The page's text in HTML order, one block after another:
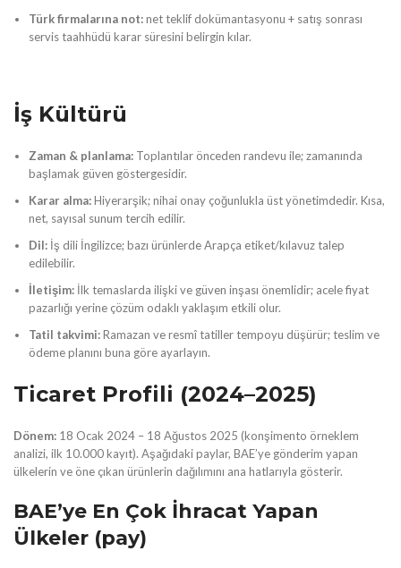
Türk firmalarına not:net teklif dokümantasyonu + satış sonrası
servis taahhüdü karar süresini belirgin kılar.
İş Kültürü
Zaman & planlama: Toplantılar önceden randevu ile; zamanında
başlamak güven göstergesidir.
Karar alma:Hiyerarşik; nihai onay çoğunlukla üst yönetimdedir. Kısa,
net, sayısal sunum tercih edilir.
Dil: İş dili İngilizce; bazı ürünlerde Arapça etiket/kılavuz talep
edilebilir.
İletişim: İlk temaslarda ilişki ve güven inşası önemlidir; acele fiyat
pazarlığı yerine çözüm odaklı yaklaşım etkili olur.
Tatil takvimi:Ramazan ve resmî tatiller tempoyu düşürür; teslim ve
ödeme planını buna göre ayarlayın.
Ticaret Profili (2024–2025)
Dönem: 18 Ocak 2024 – 18 Ağustos 2025 (konşimento örneklem
analizi, ilk 10.000 kayıt). Aşağıdaki paylar, BAE’ye gönderim yapan
ülkelerin ve öne çıkan ürünlerin dağılımını ana hatlarıyla gösterir.
BAE’ye En Çok İhracat Yapan
Ülkeler (pay)